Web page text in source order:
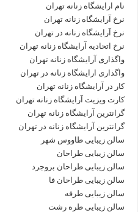
نام ارایشگاه زنانه تهران
نرخ آرایشگاه زنانه تهران
نرخ آرایشگاه زنانه در تهران
نرخ اتحادیه آرایشگاه زنانه تهران
واگذاری آرایشگاه زنانه تهران
واگذاری ارایشگاه زنانه در تهران
کار در آرایشگاه زنانه تهران
کارت ویزیت آرایشگاه زنانه تهران
گرانترین آرایشگاه زنانه تهران
گرانترین آرایشگاه زنانه در تهران
سالن زیبایی طاووس شهر
سالن زیبایی طراحان
سالن زیبایی طراحان بروجرد
سالن زیبایی طراحان فا
سالن زیبایی طرفه
سالن زیبایی طره رشت